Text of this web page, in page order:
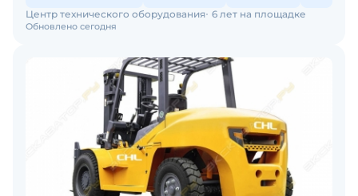
Обновлено сегодня
Центр технического оборудования 6 лет на площадке